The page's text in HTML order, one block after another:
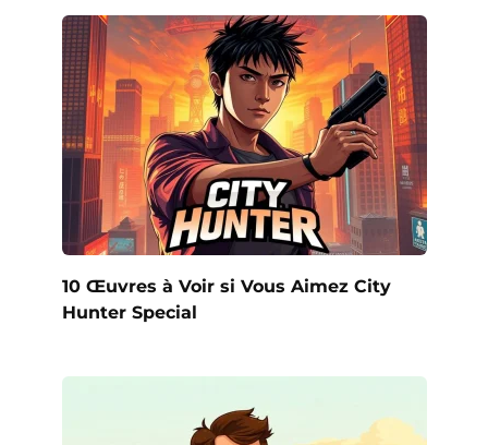
10 Œuvres à Voir si Vous Aimez City
Hunter Special